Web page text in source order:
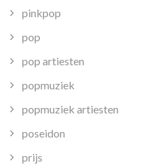
pinkpop
pop
pop artiesten
popmuziek
popmuziek artiesten
poseidon
prijs